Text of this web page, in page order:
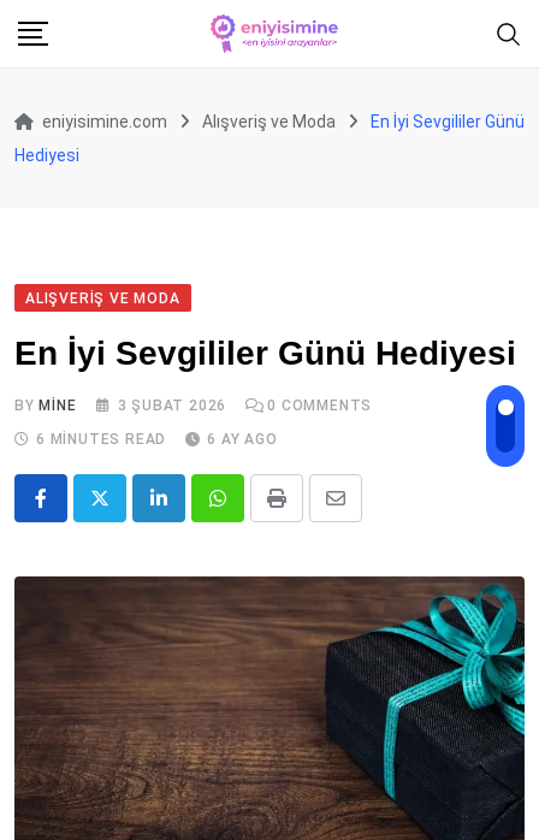
eniyisimine.com Alışveriş ve Moda
En İyi Sevgililer Günü
Hediyesi
ALIŞVERIŞ VE MODA
En İyi Sevgililer Günü Hediyesi
BYMINE 3 ŞUBAT 2026 0 COMMENTS
6 MINUTES READ
6 AY AGO
LinkedInWhatsappPrint
Share
Email